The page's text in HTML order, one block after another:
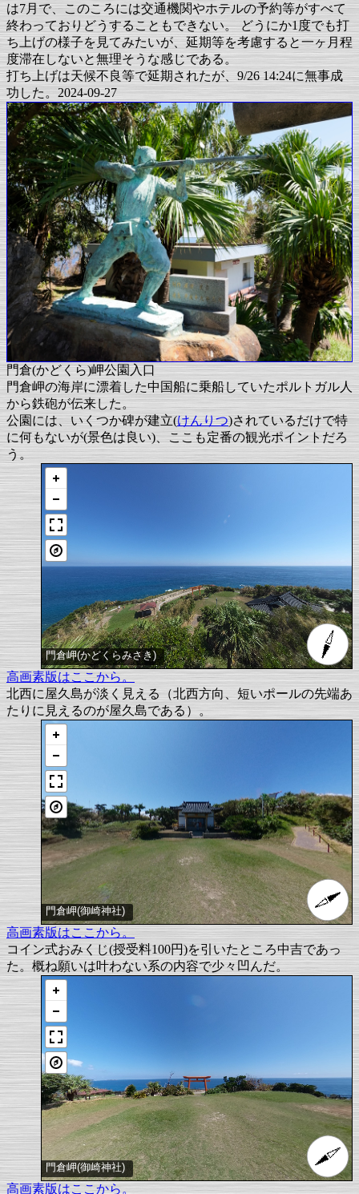
は7月で、このころには交通機関やホテルの予約等がすべて
終わっておりどうすることもできない。 どうにか1度でも打
ち上げの様子を見てみたいが、延期等を考慮すると一ヶ月程
度滞在しないと無理そうな感じである。
打ち上げは天候不良等で延期されたが、9/26 14:24に無事成
功した。2024-09-27
門倉(かどくら)岬公園入口
門倉岬の海岸に漂着した中国船に乗船していたポルトガル人
から鉄砲が伝来した。
公園には、いくつか碑が建立(けんりつ)されているだけで特
に何もないが(景色は良い)、ここも定番の観光ポイントだろ
う。
門倉岬(かどくらみさき)
高画素版はここから。
北西に屋久島が淡く見える（北西方向、短いポールの先端あ
たりに見えるのが屋久島である）。
門倉岬(御崎神社)
高画素版はここから。
コイン式おみくじ(授受料100円)を引いたところ中吉であっ
た。概ね願いは叶わない系の内容で少々凹んだ。
門倉岬(御崎神社)
高画素版はここから。